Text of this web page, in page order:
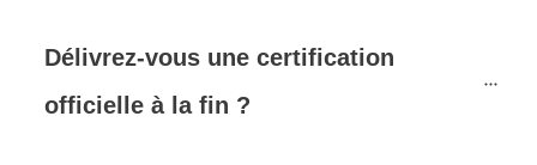
Délivrez-vous une certification
officielle à la fin ?